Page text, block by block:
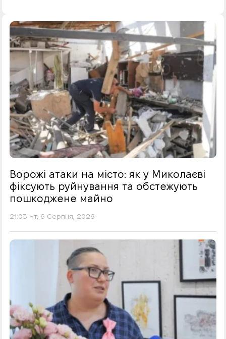
Ворожі атаки на місто: як у Миколаєві
фіксують руйнування та обстежують
пошкоджене майно
21:03 Чт, 6 Серпня, 2026